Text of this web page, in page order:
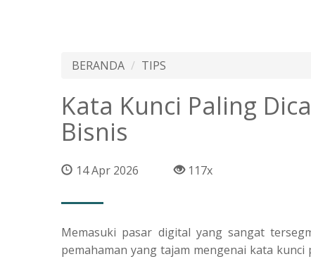
BERANDA TIPS
Kata Kunci Paling
Bisnis
14 Apr 2026 117x
Memasuki pasar digital yang sangat
pemahaman yang tajam mengenai kata